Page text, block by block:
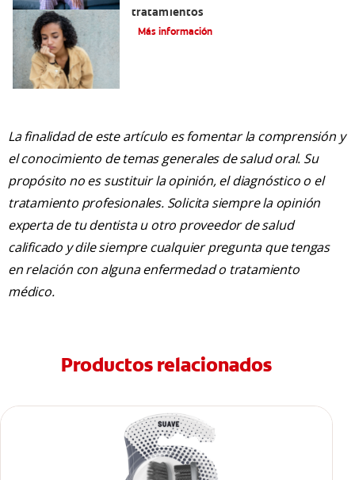
tratamientos
Más información
La finalidad de este artículo es fomentar la comprensión y
el conocimiento de temas generales de salud oral. Su
propósito no es sustituir la opinión, el diagnóstico o el
tratamiento profesionales. Solicita siempre la opinión
experta de tu dentista u otro proveedor de salud
calificado y dile siempre cualquier pregunta que tengas
en relación con alguna enfermedad o tratamiento
médico.
Productos relacionados